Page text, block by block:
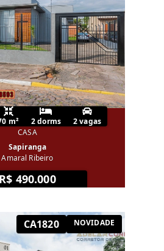
m² 2 dorms
2 vagas
CASA
Sapiranga
Amaral Ribeiro
R$ 490.000
CA1820 NOVIDADE